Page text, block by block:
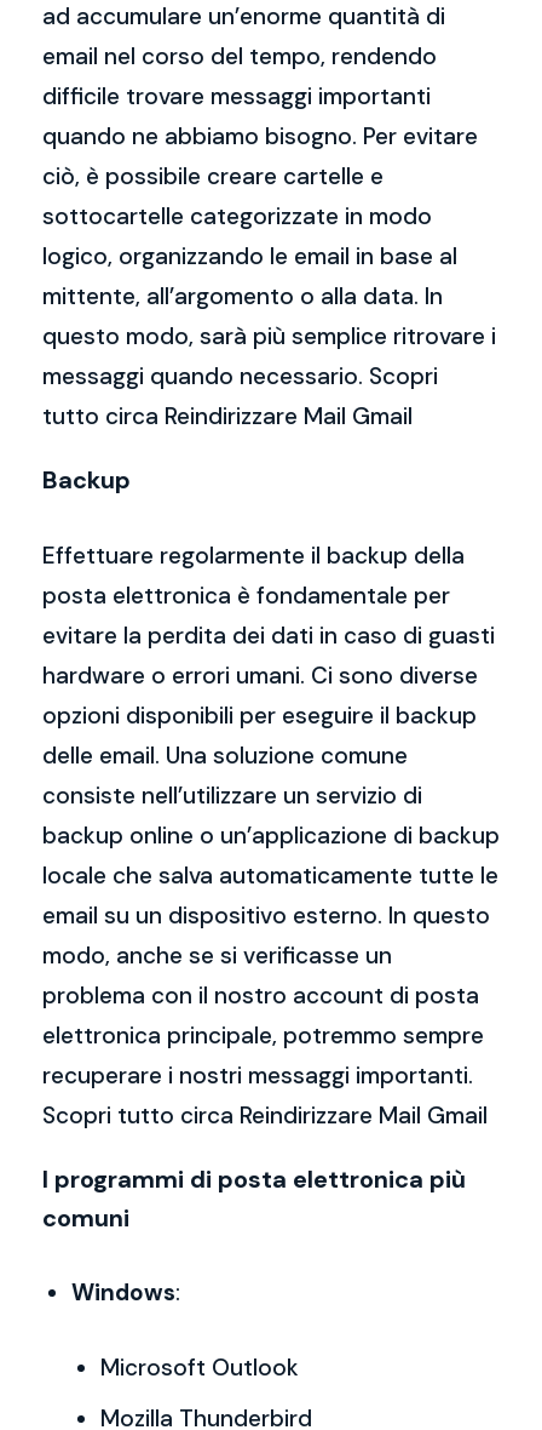
ad accumulare un’enorme quantità di
email nel corso del tempo, rendendo
difficile trovare messaggi importanti
quando ne abbiamo bisogno. Per evitare
ciò, è possibile creare cartelle e
sottocartelle categorizzate in modo
logico, organizzando le email in base al
mittente, all’argomento o alla data. In
questo modo, sarà più semplice ritrovare i
messaggi quando necessario. Scopri
tutto circa Reindirizzare Mail Gmail
Backup
Effettuare regolarmente il backup della
posta elettronica è fondamentale per
evitare la perdita dei dati in caso di guasti
hardware o errori umani. Ci sono diverse
opzioni disponibili per eseguire il backup
delle email. Una soluzione comune
consiste nell’utilizzare un servizio di
backup online o un’applicazione di backup
locale che salva automaticamente tutte le
email su un dispositivo esterno. In questo
modo, anche se si verificasse un
problema con il nostro account di posta
elettronica principale, potremmo sempre
recuperare i nostri messaggi importanti.
Scopri tutto circa Reindirizzare Mail Gmail
I programmi di posta elettronica più
comuni
Windows:
Microsoft Outlook
Mozilla Thunderbird